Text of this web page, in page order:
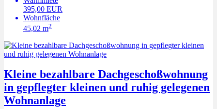
395,00 EUR
Wohnfläche
45,02 m2
Kleine bezahlbare Dachgeschoßwohnung
in gepflegter kleinen und ruhig gelegenen
Wohnanlage